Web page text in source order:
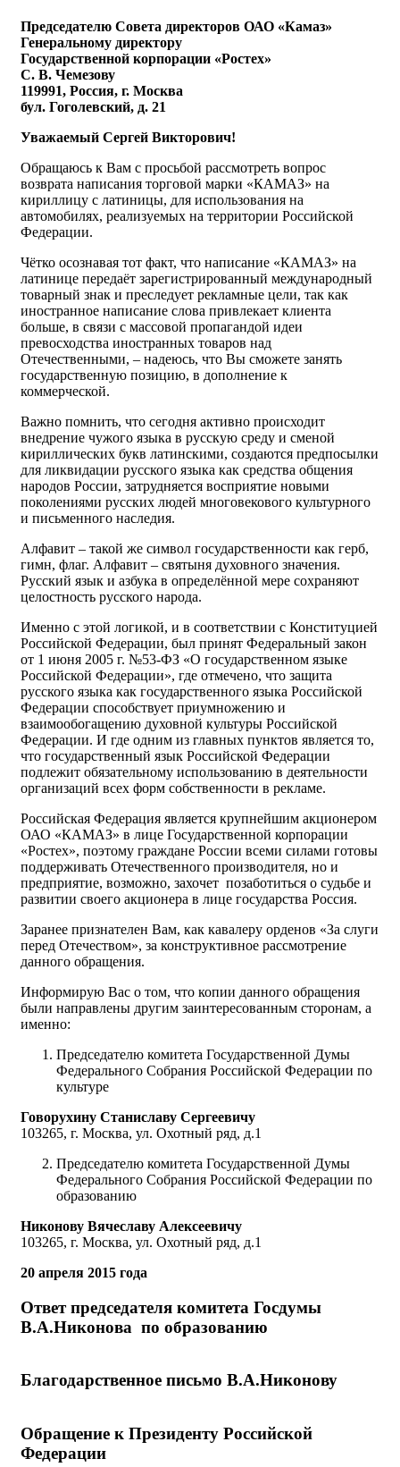
Председателю Совета директоров ОАО «Камаз»
Генеральному директору
Государственной корпорации «Ростех»
С. В. Чемезову
119991, Россия, г. Москва
бул. Гоголевский, д. 21
Уважаемый Сергей Викторович!
Обращаюсь к Вам с просьбой рассмотреть вопрос
возврата написания торговой марки «КАМАЗ» на
кириллицу с латиницы, для использования на
автомобилях, реализуемых на территории Российской
Федерации.
Чётко осознавая тот факт, что написание «КАМАЗ» на
латинице передаёт зарегистрированный международный
товарный знак и преследует рекламные цели, так как
иностранное написание слова привлекает клиента
больше, в связи с массовой пропагандой идеи
превосходства иностранных товаров над
Отечественными, – надеюсь, что Вы сможете занять
государственную позицию, в дополнение к
коммерческой.
Важно помнить, что сегодня активно происходит
внедрение чужого языка в русскую среду и сменой
кириллических букв латинскими, создаются предпосылки
для ликвидации русского языка как средства общения
народов России, затрудняется восприятие новыми
поколениями русских людей многовекового культурного
и письменного наследия.
Алфавит – такой же символ государственности как герб,
гимн, флаг. Алфавит – святыня духовного значения.
Русский язык и азбука в определённой мере сохраняют
целостность русского народа.
Именно с этой логикой, и в соответствии с Конституцией
Российской Федерации, был принят Федеральный закон
от 1 июня 2005 г. №53-ФЗ «О государственном языке
Российской Федерации», где отмечено, что защита
русского языка как государственного языка Российской
Федерации способствует приумножению и
взаимообогащению духовной культуры Российской
Федерации. И где одним из главных пунктов является то,
что государственный язык Российской Федерации
подлежит обязательному использованию в деятельности
организаций всех форм собственности в рекламе.
Российская Федерация является крупнейшим акционером
ОАО «КАМАЗ» в лице Государственной корпорации
«Ростех», поэтому граждане России всеми силами готовы
поддерживать Отечественного производителя, но и
предприятие, возможно, захочет позаботиться о судьбе и
развитии своего акционера в лице государства Россия.
Заранее признателен Вам, как кавалеру орденов «За слуги
перед Отечеством», за конструктивное рассмотрение
данного обращения.
Информирую Вас о том, что копии данного обращения
были направлены другим заинтересованным сторонам, а
именно:
Председателю комитета Государственной Думы
Федерального Собрания Российской Федерации по
культуре
Говорухину Станиславу Сергеевичу
103265, г. Москва, ул. Охотный ряд, д.1
Председателю комитета Государственной Думы
Федерального Собрания Российской Федерации по
образованию
Никонову Вячеславу Алексеевичу
103265, г. Москва, ул. Охотный ряд, д.1
20 апреля 2015 года
Ответ председателя комитета Госдумы
В.А.Никонова по образованию
Благодарственное письмо В.А.Никонову
Обращение к Президенту Российской
Федерации